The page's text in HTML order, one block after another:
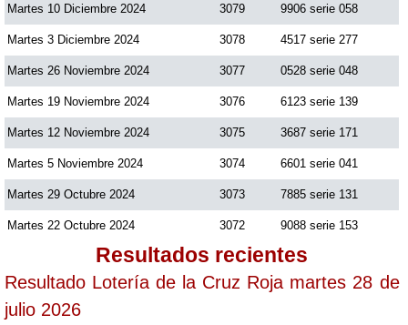
Martes 10 Diciembre 2024 3079 9906 serie 058
Martes 3 Diciembre 2024 3078 4517 serie 277
Martes 26 Noviembre 2024 3077 0528 serie 048
Martes 19 Noviembre 2024 3076 6123 serie 139
Martes 12 Noviembre 2024 3075 3687 serie 171
Martes 5 Noviembre 2024 3074 6601 serie 041
Martes 29 Octubre 2024 3073 7885 serie 131
Martes 22 Octubre 2024 3072 9088 serie 153
Resultados recientes
Resultado Lotería de la Cruz Roja martes 28 de
julio 2026